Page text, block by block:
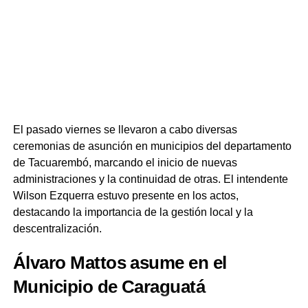
El pasado viernes se llevaron a cabo diversas
ceremonias de asunción en municipios del departamento
de Tacuarembó, marcando el inicio de nuevas
administraciones y la continuidad de otras. El intendente
Wilson Ezquerra estuvo presente en los actos,
destacando la importancia de la gestión local y la
descentralización.
Álvaro Mattos asume en el
Municipio de Caraguatá